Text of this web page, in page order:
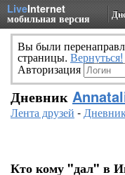
LiveInternet
мобильная версия
Вы были
страницы. Вернуться!
Авторизация
Дневник
Лента друзей -
Кто кому "дал" в